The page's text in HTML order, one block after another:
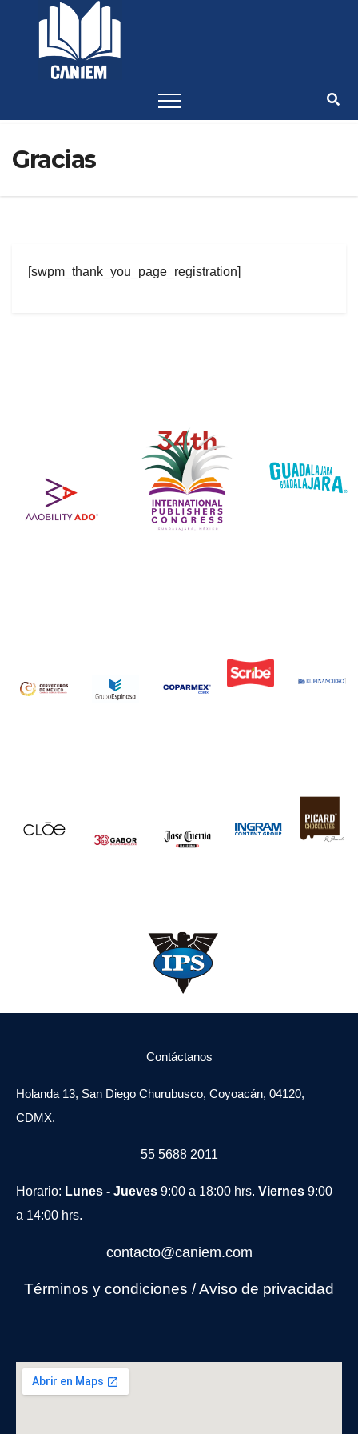
Gracias
[swpm_thank_you_page_registration]
Contáctanos
Holanda 13, San Diego Churubusco, Coyoacán, 04120,
CDMX.
55 5688 2011
Horario: Lunes - Jueves 9:00 a 18:00 hrs. Viernes 9:00
a 14:00 hrs.
contacto@caniem.com
Términos y condiciones /Aviso de privacidad